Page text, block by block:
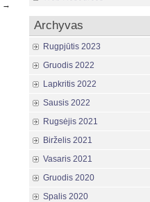
→
Archyvas
Rugpjūtis 2023
Gruodis 2022
Lapkritis 2022
Sausis 2022
Rugsėjis 2021
Birželis 2021
Vasaris 2021
Gruodis 2020
Spalis 2020